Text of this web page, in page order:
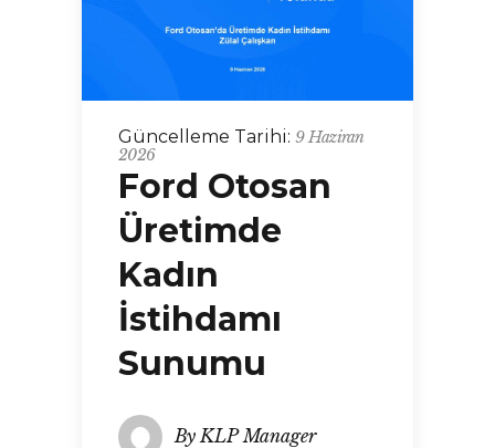
Güncelleme Tarihi: 9 Haziran
2026
Ford Otosan
Üretimde
Kadın
İstihdamı
Sunumu
By KLP Manager